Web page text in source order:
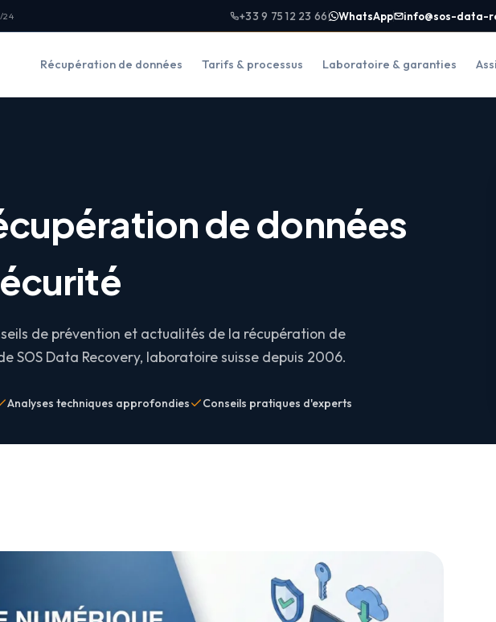
24 +33 9 75 12 23 66 WhatsApp info@sos-data-
Récupération de données Tarifs & processus Laboratoire & garanties
de données
de prévention et actualités de la récupération de
SOS Data Recovery, laboratoire suisse depuis 2006.
Analyses techniques approfondies Conseils pratiques d'experts